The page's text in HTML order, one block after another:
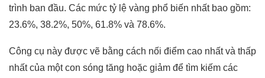
trình ban đầu. Các mức tỷ lệ vàng phổ biến nhất bao gồm:
23.6%, 38.2%, 50%, 61.8% và 78.6%.
Công cụ này được vẽ bằng cách nối điểm cao nhất và thấp
nhất của một con sóng tăng hoặc giảm để tìm kiếm các